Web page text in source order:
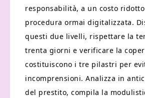
responsabilità, a un costo
procedura ormai digitalizzata.
questi due livelli, rispettare la
trenta giorni e verificare la
costituiscono i tre pilastri per
incomprensioni. Analizza in
del prestito, compila la